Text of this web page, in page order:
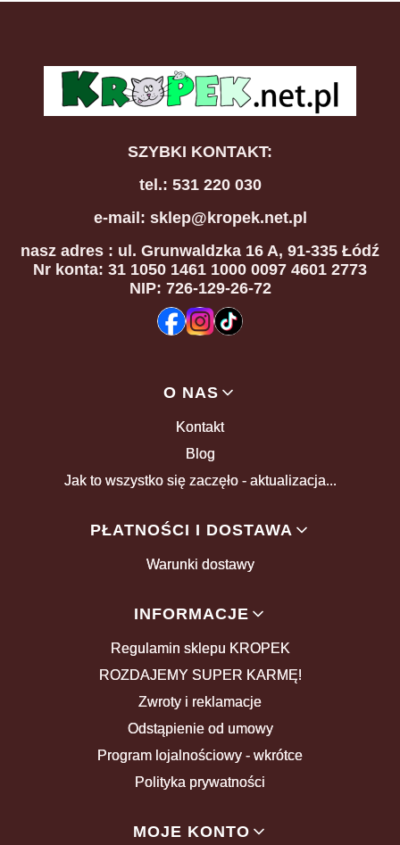
SZYBKI KONTAKT:
tel.: 531 220 030
e-mail: sklep@kropek.net.pl
nasz adres : ul. Grunwaldzka 16 A, 91-335 Łódź
Nr konta: 31 1050 1461 1000 0097 4601 2773
NIP: 726-129-26-72
O NAS
Kontakt
Blog
Jak to wszystko się zaczęło - aktualizacja...
PŁATNOŚCI I DOSTAWA
Warunki dostawy
INFORMACJE
Regulamin sklepu KROPEK
ROZDAJEMY SUPER KARMĘ!
Zwroty i reklamacje
Odstąpienie od umowy
Program lojalnościowy - wkrótce
Polityka prywatności
MOJE KONTO